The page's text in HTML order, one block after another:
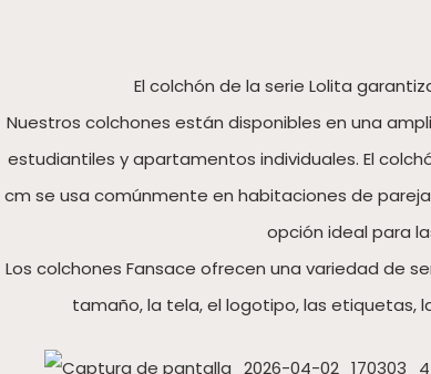
El colchón de la serie Lolita
Nuestros colchones están disponibles en una
estudiantiles y apartamentos individuales. El
cm se usa comúnmente en habitaciones de
opción ideal para
Los colchones Fansace ofrecen una variedad de
tamaño, la tela, el logotipo, las etiquetas,